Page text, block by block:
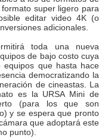
super ligero para
editar video 4K (o
adicionales.
toda una nueva
de bajo costo cuya
que hasta hace
democratizando la
de cineastas. La
es la URSA Mini de
(para los que son
y se espera que pronto
que adoptará este
punto).